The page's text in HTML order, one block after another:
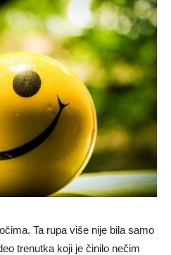
Ta rupa više nije bila samo
trenutka koji je činilo nečim